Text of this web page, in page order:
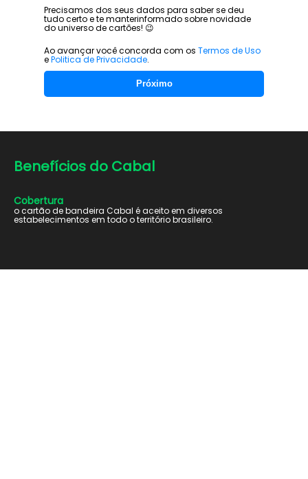
Precisamos dos seus dados para saber se deu
tudo certo e te manterinformado sobre novidade
do universo de cartões! 😉
Ao avançar você concorda com os Termos de Uso
ePolitica de Privacidade.
Próximo
Benefícios do Cabal
Cobertura
o cartão de bandeira Cabal é aceito em diversos
estabelecimentos em todo o território brasileiro.